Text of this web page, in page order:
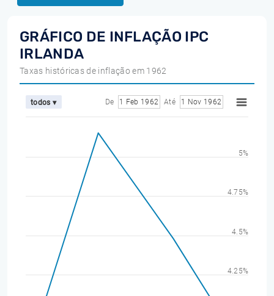
GRÁFICO DE INFLAÇÃO IPC
IRLANDA
Taxas históricas de inflação em 1962
todos ▾ De 1 Feb 1962 Até 1 Nov 1962
4.25%
4.5%
4.75%
5%